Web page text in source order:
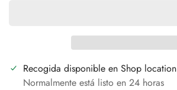
Recogida disponible en Shop location
Normalmente está listo en 24 horas